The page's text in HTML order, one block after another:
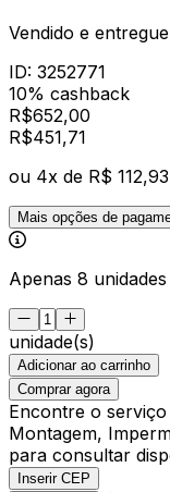
Vendido e
ID: 3252771
10% cashback
R$652,00
R$451,71
ou 4x de R$ 112,93
Mais opções de
Apenas 8
unidade(s)
Adicionar ao carrinho
Comprar agora
Encontre o serviço
Montagem,
para consultar
Inserir CEP